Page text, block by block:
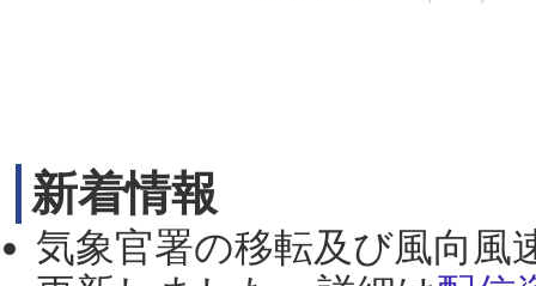
新着情報
気象官署の移転及び風向風